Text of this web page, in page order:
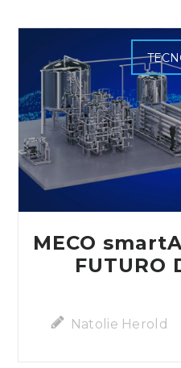
MECO
FUTURO
Natolie Herold